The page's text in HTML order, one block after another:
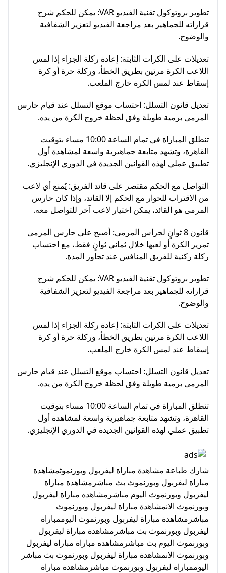
تطوير بروتوكول تقنية الفيديو VAR: يمكن للحكم شرح
قراراته للجماهير بعد مراجعة الفيديو لتعزيز الشفافية
والوضوح.
تعديلات على الكرات الثابتة: إعادة ركلة الجزاء إذا لمس
اللاعب الكرة مرتين بطريق الخطأ، وركلة حرة أو كرة
إسقاط عند لمس الكرة خارج الملعب.
تعديل قانون التسلل: احتساب موقع التسلل عند قيام حارس
المرمى برمية طويلة وفق لحظة خروج الكرة من يده.
تنطلق المباراة في تمام الساعة 10:00 مساء بتوقيت
القاهرة، وتشهد متابعة جماهيرية واسعة لمشاهدة أول
تطبيق عملي لهذه القوانين الجديدة في الدوري الإنجليزي.
التواصل مع الحكم مقتصر على قائد الفريق: يُمنع أي لاعب
من الاقتراب للحوار مع الحكم إلا القائد، وإذا كان حارس
المرمى هو القائد، يمكن اختيار لاعب آخر للتواصل معه.
قانون 8 ثوانٍ لحراس المرمى: أصبح على حارس المرمى
تمرير الكرة أو لعبها خلال ثماني ثوانٍ فقط، مع احتساب
ركلة ركنية للفريق المنافس عند تجاوز المدة.
تطوير بروتوكول تقنية الفيديو VAR: يمكن للحكم شرح
قراراته للجماهير بعد مراجعة الفيديو لتعزيز الشفافية
والوضوح.
تعديلات على الكرات الثابتة: إعادة ركلة الجزاء إذا لمس
اللاعب الكرة مرتين بطريق الخطأ، وركلة حرة أو كرة
إسقاط عند لمس الكرة خارج الملعب.
تعديل قانون التسلل: احتساب موقع التسلل عند قيام حارس
المرمى برمية طويلة وفق لحظة خروج الكرة من يده.
تنطلق المباراة في تمام الساعة 10:00 مساء بتوقيت
القاهرة، وتشهد متابعة جماهيرية واسعة لمشاهدة أول
تطبيق عملي لهذه القوانين الجديدة في الدوري الإنجليزي.
شارك طباعة مشاهدة مباراة ليفربول وبورنموثمشاهدة
مباراة ليفربول وبورنموث بث مباشرمشاهدة مباراة
ليفربول وبورنموث اليوم مباشرمشاهده مباراة ليفربول
وبورنموث الانمشاهدة مباراة ليفربول وبورنموث
مباشرمشاهدة مباراة ليفربول وبورنموث اليوممباراة
ليفربول وبورنموث بث مباشرمشاهدة مباراة ليفربول
وبورنموث اليوم بث مباشرمشاهده مباراة مباراة ليفربول
وبورنموث الانمشاهدة مباراة ليفربول وبورنموث بث مباشر
اليوممباراة ليفربول وبورنموث مباشرمشاهدة مباراة